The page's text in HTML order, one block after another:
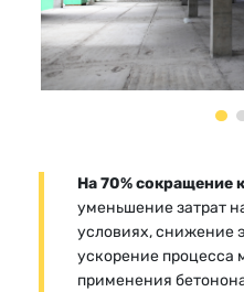
На 70% сокращение
уменьшение затрат
условиях, снижение
ускорение процесса
применения